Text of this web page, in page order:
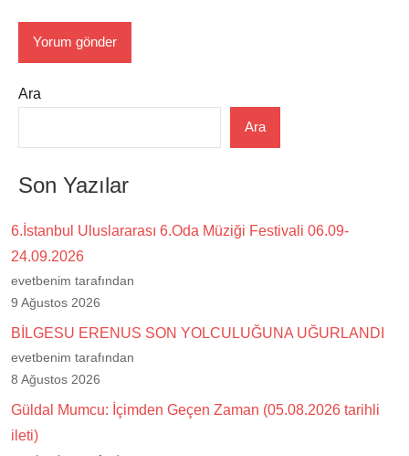
Ara
Ara
Son Yazılar
6.İstanbul Uluslararası 6.Oda Müziği Festivali 06.09-
24.09.2026
evetbenim tarafından
9 Ağustos 2026
BİLGESU ERENUS SON YOLCULUĞUNA UĞURLANDI
evetbenim tarafından
8 Ağustos 2026
Güldal Mumcu: İçimden Geçen Zaman (05.08.2026 tarihli
ileti)